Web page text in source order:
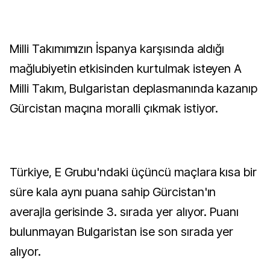
Milli Takımımızın İspanya karşısında aldığı
mağlubiyetin etkisinden kurtulmak isteyen A
Milli Takım, Bulgaristan deplasmanında kazanıp
Gürcistan maçına moralli çıkmak istiyor.
Türkiye, E Grubu'ndaki üçüncü maçlara kısa bir
süre kala aynı puana sahip Gürcistan'ın
averajla gerisinde 3. sırada yer alıyor. Puanı
bulunmayan Bulgaristan ise son sırada yer
alıyor.